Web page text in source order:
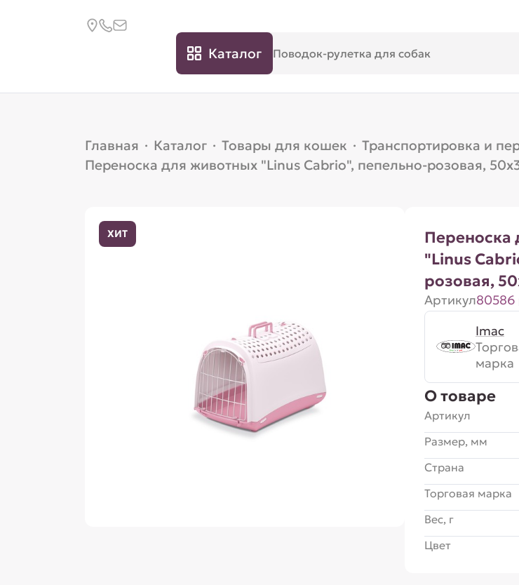
Каталог
Главная · Каталог · Товары для кошек · Транспортировка и
Переноска для животных "Linus Cabrio", пепельно-розовая,
ХИТ
Переноска
"Linus
розовая,
Артикул80586
Imac
марка
О товаре
Артикул
Размер, мм
Страна
Торговая марка
Вес, г
Цвет